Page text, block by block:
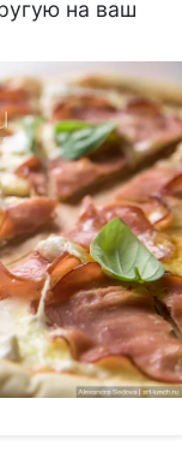
на ваш